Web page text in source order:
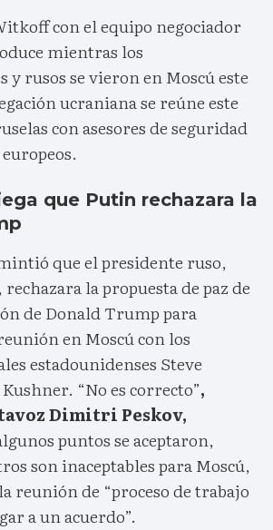
con el equipo negociador
mientras los
y rusos se vieron en Moscú este
ucraniana se reúne este
con asesores de seguridad
que Putin rechazara la
que el presidente ruso,
la propuesta de paz de
de Donald Trump para
en Moscú con los
estadounidenses Steve
“No es correcto”,
Dimitri Peskov,
puntos se aceptaron,
son inaceptables para Moscú,
reunión de “proceso de trabajo
a un acuerdo”.